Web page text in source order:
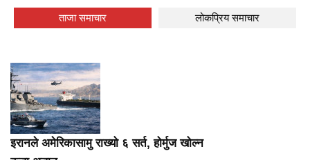
ताजा समाचार लोकप्रिय समाचार
इरानले अमेरिकासामु राख्यो ६ सर्त, होर्मुज खोल्न